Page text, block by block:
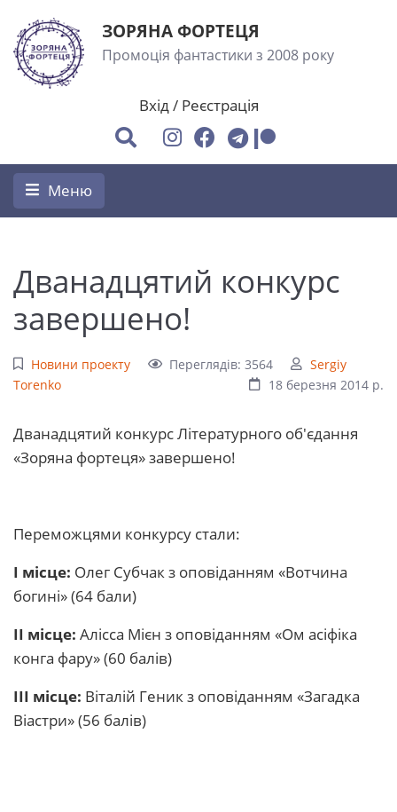
ЗОРЯНА ФОРТЕЦЯ
Промоція фантастики з 2008 року
Вхід/ Реєстрація
Меню
Дванадцятий конкурс
завершено!
Новини проекту Переглядів: 3564
Sergiy
Torenko
18 березня 2014 р.
Дванадцятий конкурс Літературного об'єдання
«Зоряна фортеця» завершено!
Переможцями конкурсу стали:
І місце: Олег Субчак з оповіданням «Вотчина
богині» (64 бали)
ІІ місце: Алісcа Мієн з оповіданням «Ом асіфіка
конга фару» (60 балів)
ІІІ місце: Віталій Геник з оповіданням «Загадка
Віастри» (56 балів)